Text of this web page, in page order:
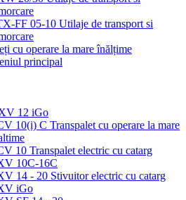
FF 05-10 Utilaje de transport si
cu operare la mare înălțime
principal
12 iGo
10(i) C Transpalet cu operare la mare
10 Transpalet electric cu catarg
10C-16C
14 - 20 Stivuitor electric cu catarg
iGo